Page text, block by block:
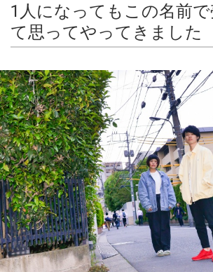
1人になってもこの名前
て思ってやってきました